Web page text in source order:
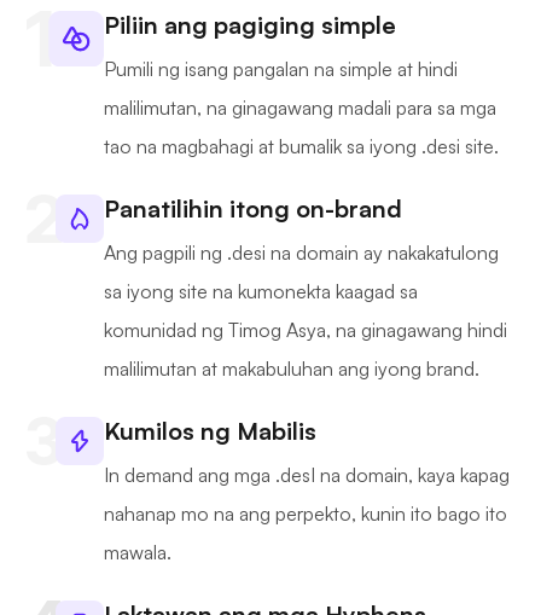
Piliin ang pagiging simple
Pumili ng isang pangalan na simple at hindi
malilimutan, na ginagawang madali para sa mga
tao na magbahagi at bumalik sa iyong .desi site.
Panatilihin itong on-brand
Ang pagpili ng .desi na domain ay nakakatulong
sa iyong site na kumonekta kaagad sa
komunidad ng Timog Asya, na ginagawang hindi
malilimutan at makabuluhan ang iyong brand.
Kumilos ng Mabilis
In demand ang mga .desI na domain, kaya kapag
nahanap mo na ang perpekto, kunin ito bago ito
mawala.